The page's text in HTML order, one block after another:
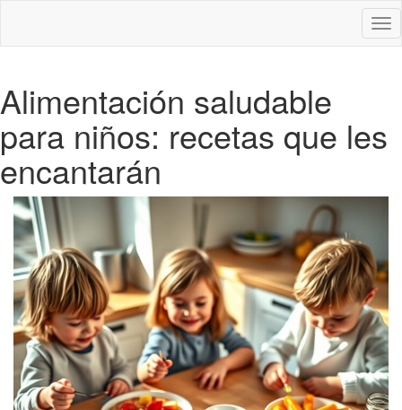
Alimentación saludable
para niños: recetas que les
encantarán